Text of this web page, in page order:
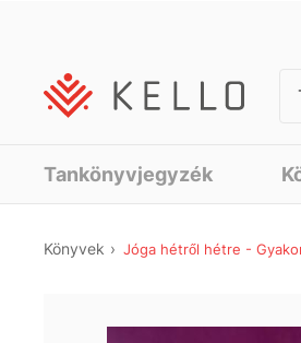
Tankönyvjegyzék
Könyvek Jóga hétről hétre -